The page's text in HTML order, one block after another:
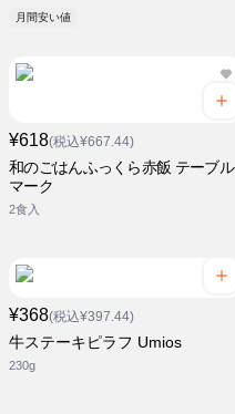
月間安い値
¥618(税込¥667.44)
和のごはんふっくら赤飯 テーブル
マーク
2食入
¥368(税込¥397.44)
牛ステーキピラフ Umios
230g